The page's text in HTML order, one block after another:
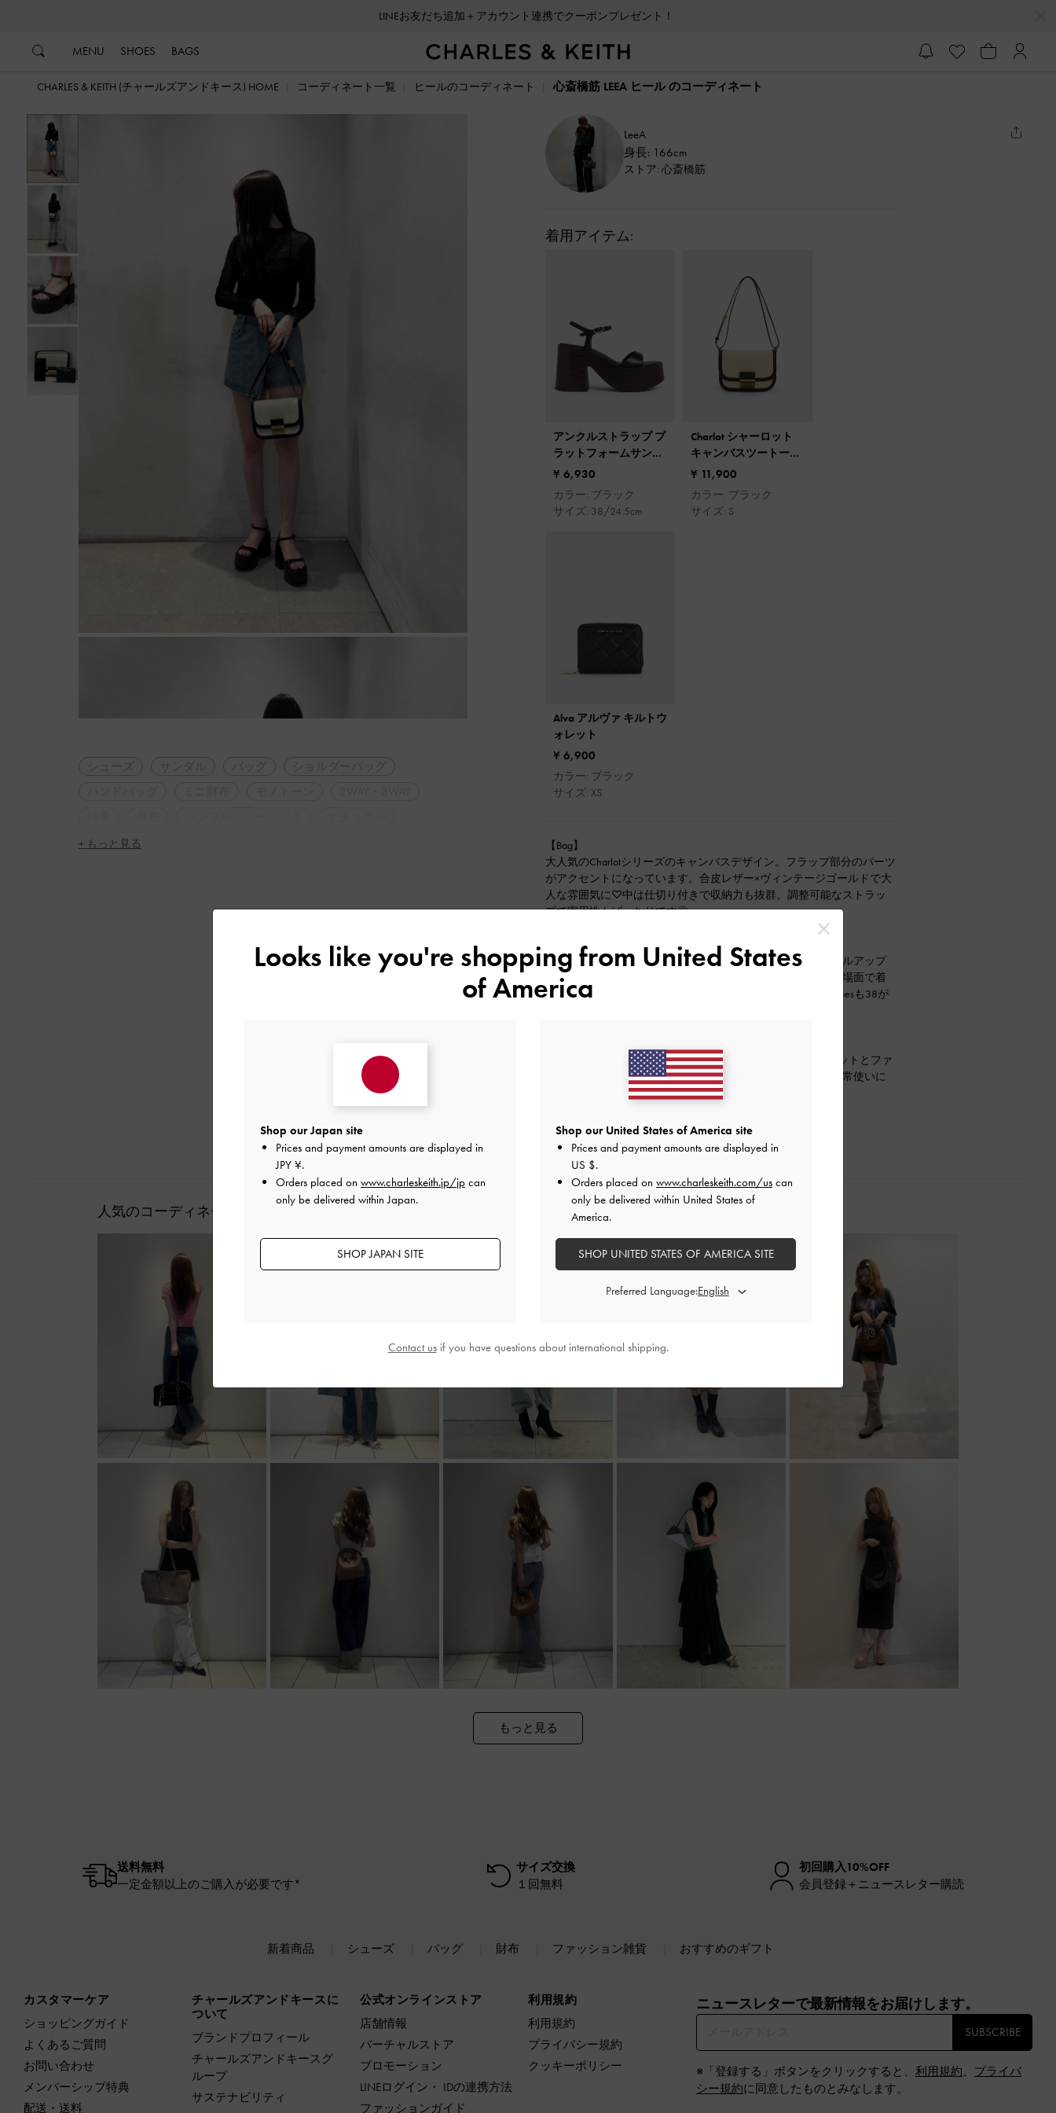
LINEお友だち追加＋アカウント連携でクーポンプレゼント！
MENU SHOES BAGS
CHARLES & KEITH (チャールズアンドキース) HOME コーディネート一覧 ヒールのコーディネート 心斎橋筋 LEEA ヒール のコーディネート
シューズ
大人コーデ
+ もっと見る
LeeA
身長: 166cm
ストア: 心斎橋筋
着用アイテム:
アンクルストラップ プ
ラットフォームサンダ
ル
¥ 6,930
カラー: ブラック
サイズ: 38/24.5cm
Charlot シャーロット
キャンバスツートーン
バッグ
¥ 11,900
カラー: ブラック
サイズ: S
Alva アルヴァ キルトウ
ォレット
¥ 6,900
カラー: ブラック
サイズ: XS
【Bag】
大人気のCharlotシリーズのキャンバスデザイン。フラップ部分のパーツ
がアクセントになっています。合皮レザー×ヴィンテージゴールドで大
人な雰囲気に♡中は仕切り付きで収納力も抜群。調整可能なストラッ
プで実用性もばっちりです◎
【Shoes】
カーブソールが特徴的なプラットフォームサンダル。スタイルアップ
の叶う厚底シルエット・安定感のある履き心地でさまざまな場面で着
用いただけます。普段38/24.5cmを着用しておりこちらのShoesも38が
キルティングデザインのミニウォレット。4枚のカードポケットとファ
スナー付き収納を完備しており、飽きのこないデザインで日常使いに
人気のコーディネート
もっと見る
送料無料
一定金額以上のご購入が必要です*
サイズ交換
１回無料
初回購入10%OFF
会員登録＋ニュースレター購読
新着商品 シューズ バッグ 財布 ファッション雑貨 おすすめのギフト
カスタマーケア
ショッピングガイド
よくあるご質問
お問い合わせ
メンバーシップ特典
配送・送料
チャールズアンドキースに
ついて
ブランドプロフィール
チャールズアンドキースグ
ループ
サステナビリティ
公式オンラインストア
店舗情報
バーチャルストア
プロモーション
LINEログイン・ IDの連携方法
ファッションガイド
利用規約
利用規約
プライバシー規約
クッキーポリシー
ニュースレターで最新情報をお届けします。​
SUBSCRIBE
※「登録する」ボタンをクリックすると、 利用規約、 プライバ
シー規約に同意したものとみなします。
Looks like you're shopping from United States
of America
Shop our Japan site
Prices and payment amounts are displayed in
JPY ¥.
Orders placed on www.charleskeith.jp/jp can
only be delivered within Japan.
SHOP JAPAN SITE
Shop our United States of America site
Prices and payment amounts are displayed in
US $.
Orders placed on www.charleskeith.com/us can
only be delivered within United States of
America.
SHOP UNITED STATES OF AMERICA SITE
Preferred Language:
Contact usif you have questions about international shipping.